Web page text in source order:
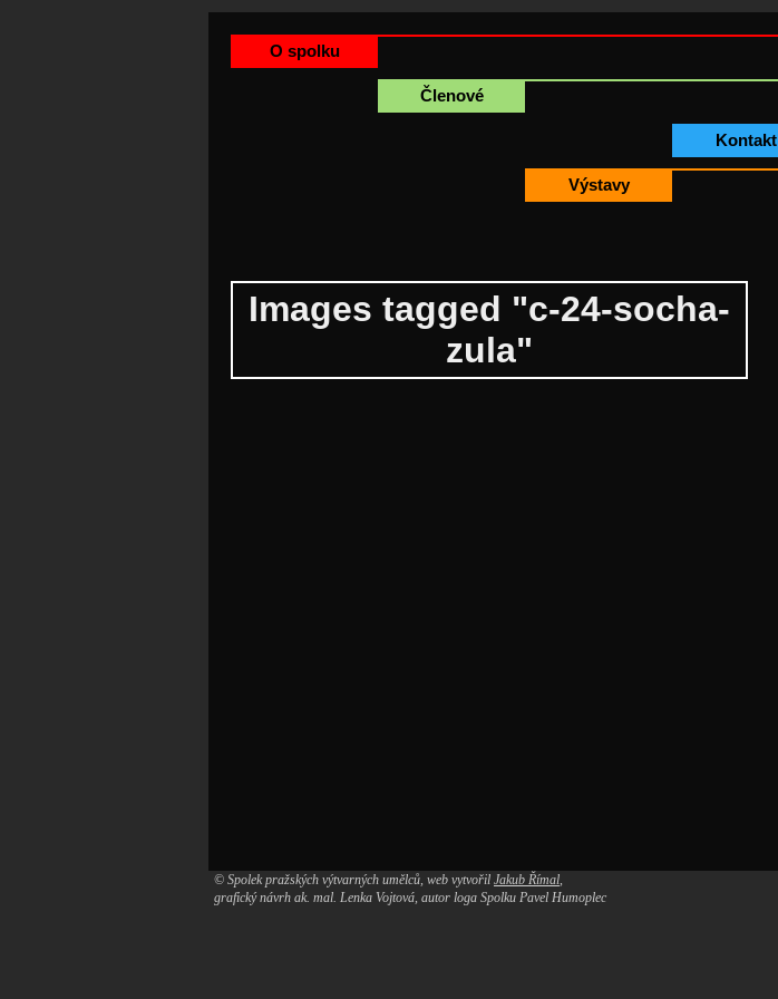
O spolku
Členové
Výstavy
Kontakt
Images tagged "c-24-socha-
zula"
© Spolek pražských výtvarných umělců, web vytvořil Jakub Římal,
grafický návrh ak. mal. Lenka Vojtová, autor loga Spolku Pavel Humoplec